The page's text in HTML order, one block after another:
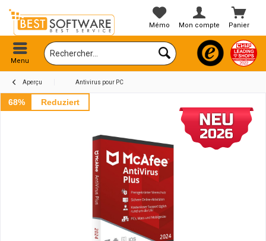
Panier
Mémo Mon compte
Menu
Aperçu Antivirus pour PC
68% Reduziert